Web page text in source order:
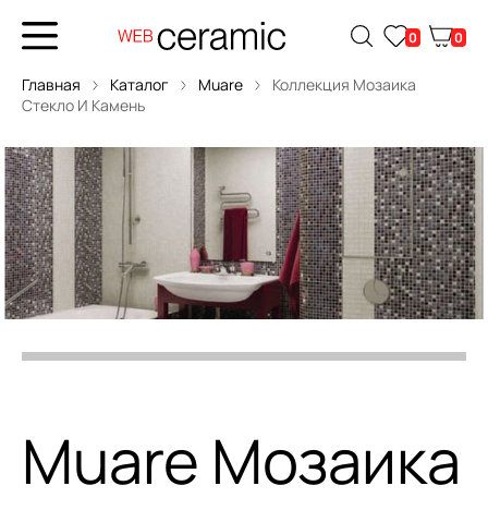
0 0
Главная Каталог Muare
Коллекция Мозаика
Стекло И Камень
Muare Мозаика